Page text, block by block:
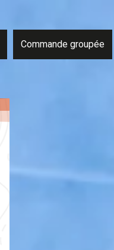
Commande groupée